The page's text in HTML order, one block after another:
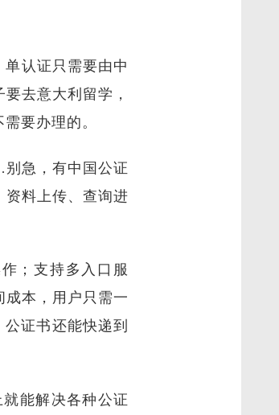
单认证只需要由中
去意大利留学，
要办理的。
急，有中国公证
资料上传、查询进
；支持多入口服
本，用户只需一
证书还能快递到
能解决各种公证